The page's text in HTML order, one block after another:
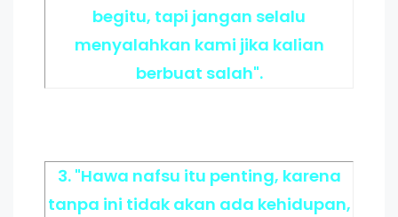
begitu, tapi jangan selalu
menyalahkan kami jika kalian
berbuat salah".
3. "Hawa nafsu itu penting, karena
tanpa ini tidak akan ada kehidupan,